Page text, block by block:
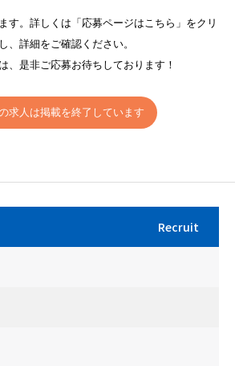
す。詳しくは「応募ページはこちら」をクリ
、詳細をご確認ください。
、是非ご応募お待ちしております！
求人は掲載を終了しています
Recruit